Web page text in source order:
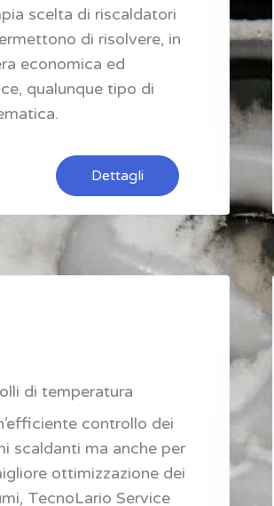
scelta di riscaldatori
di risolvere, in
economica ed
qualunque tipo di
Dettagli
di temperatura
controllo dei
scaldanti ma anche per
ottimizzazione dei
TecnoLario Service